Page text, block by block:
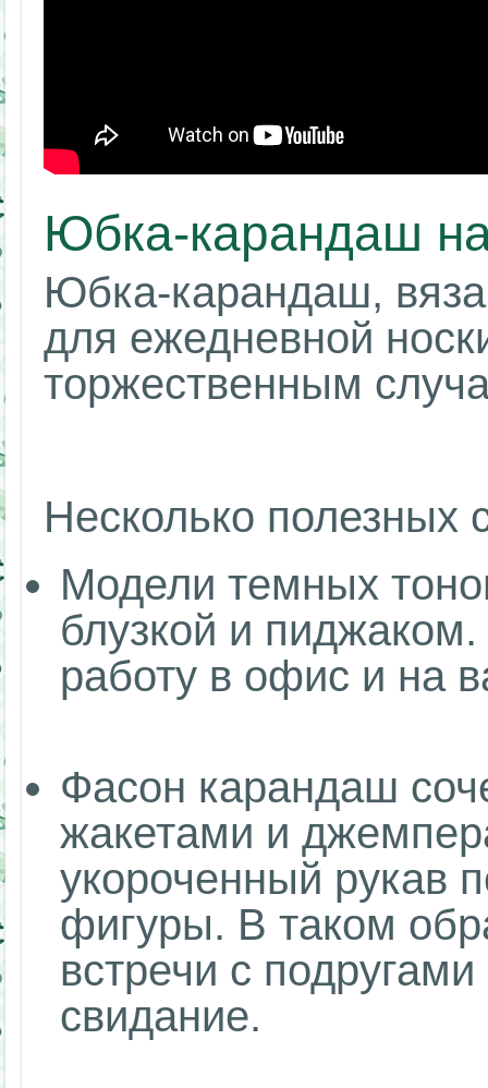
Юбка-карандаш
Юбка-карандаш,
для ежедневной
торжественным
Несколько полезных
Модели темных
блузкой и
работу в офис и на
Фасон карандаш
жакетами и
укороченный рукав
фигуры. В таком
встречи с
свидание.